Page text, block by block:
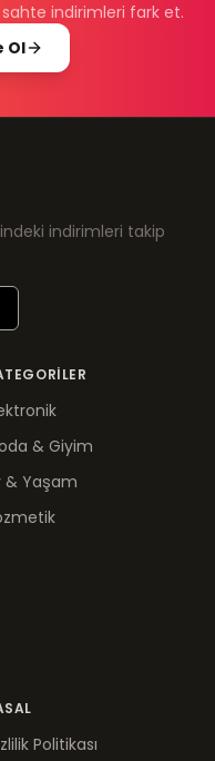
indirimleri fark et.
Ol
indirimleri takip
& Giyim
& Yaşam
Politikası